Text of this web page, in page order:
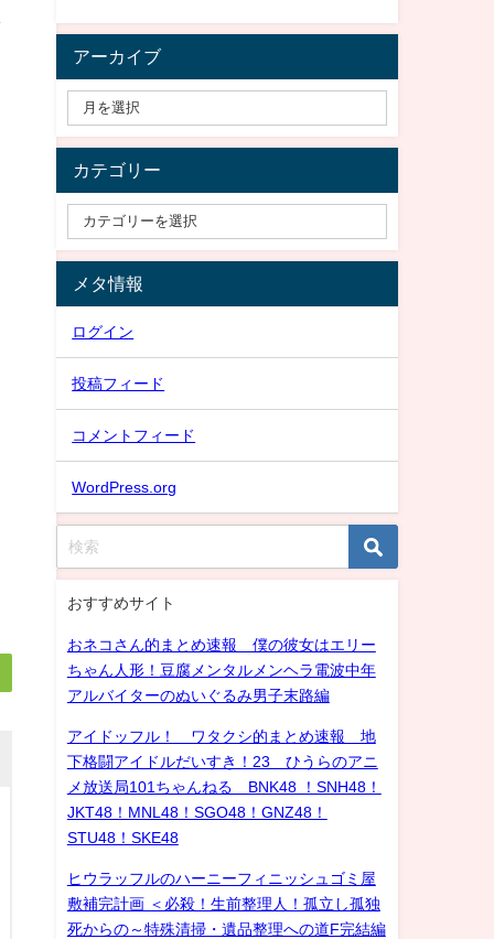
アーカイブ
カテゴリー
メタ情報
ログイン
投稿フィード
コメントフィード
WordPress.org
おすすめサイト
おネコさん的まとめ速報 僕の彼女はエリー
ちゃん人形！豆腐メンタルメンヘラ電波中年
アルバイターのぬいぐるみ男子末路編
アイドッフル！ ワタクシ的まとめ速報 地
下格闘アイドルだいすき！23 ひうらのアニ
メ放送局101ちゃんねる BNK48 ！SNH48！
JKT48！MNL48！SGO48！GNZ48！
STU48！SKE48
ヒウラッフルのハーニーフィニッシュゴミ屋
敷補完計画 ＜必殺！生前整理人！孤立し孤独
死からの～特殊清掃・遺品整理への道F完結編